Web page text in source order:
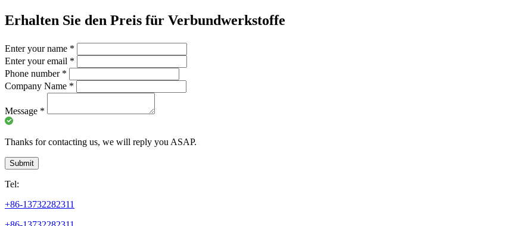
Erhalten Sie den Preis für Verbundwerkstoffe
Enter your name *
Enter your email *
Phone number *
Company Name *
Message *
Thanks for contacting us, we will reply you ASAP.
Submit
Tel:
+86-13732282311